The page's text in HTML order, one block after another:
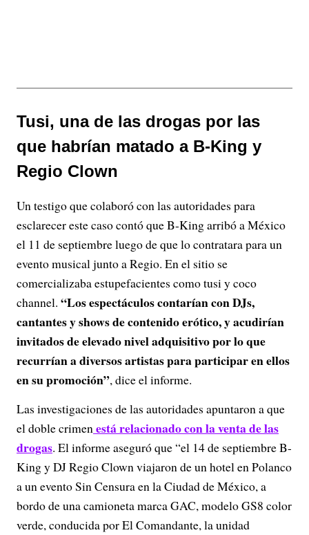
Tusi, una de las drogas por las
que habrían matado a B-King y
Regio Clown
Un testigo que colaboró con las autoridades para
esclarecer este caso contó que B-King arribó a México
el 11 de septiembre luego de que lo contratara para un
evento musical junto a Regio. En el sitio se
comercializaba estupefacientes como tusi y coco
channel. “Los espectáculos contarían con DJs,
cantantes y shows de contenido erótico, y acudirían
invitados de elevado nivel adquisitivo por lo que
recurrían a diversos artistas para participar en ellos
en su promoción”, dice el informe.
Las investigaciones de las autoridades apuntaron a que
el doble crimenestá relacionado con la venta de las
drogas. El informe aseguró que “el 14 de septiembre B-
King y DJ Regio Clown viajaron de un hotel en Polanco
a un evento Sin Censura en la Ciudad de México, a
bordo de una camioneta marca GAC, modelo GS8 color
verde, conducida por El Comandante, la unidad